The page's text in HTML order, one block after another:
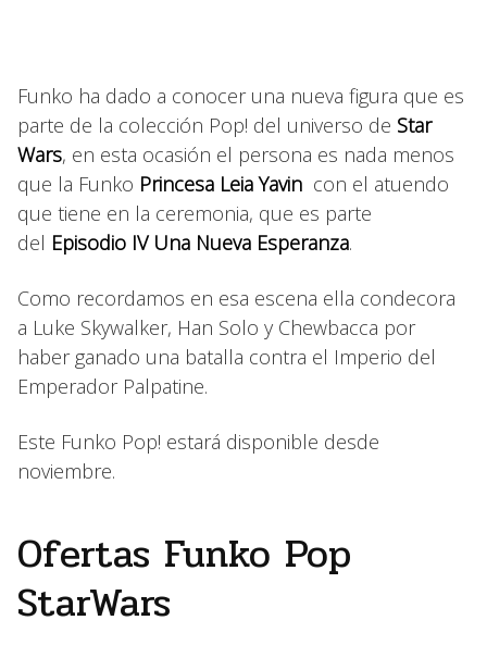
Funko ha dado a conocer una nueva figura que es
parte de la colección Pop! del universo de Star
Wars, en esta ocasión el persona es nada menos
que la Funko Princesa Leia Yavin con el atuendo
que tiene en la ceremonia, que es parte
del Episodio IV Una Nueva Esperanza.
Como recordamos en esa escena ella condecora
a Luke Skywalker, Han Solo y Chewbacca por
haber ganado una batalla contra el Imperio del
Emperador Palpatine.
Este Funko Pop! estará disponible desde
noviembre.
Ofertas Funko Pop
StarWars